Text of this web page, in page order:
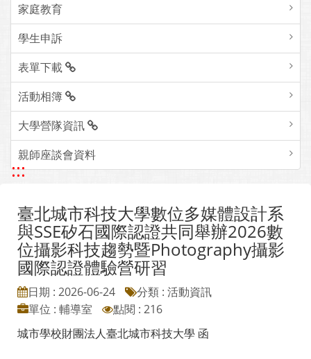
家庭教育
學生申訴
表單下載
活動相簿
大學營隊資訊
親師座談會資料
:::
臺北城市科技大學數位多媒體設計系
與SSE矽石國際認證共同舉辦2026數
位攝影科技趨勢暨Photography攝影
國際認證體驗營研習
日期 : 2026-06-24
分類 : 活動資訊
單位 : 輔導室
點閱 : 216
城市學校財團法人臺北城市科技大學 函